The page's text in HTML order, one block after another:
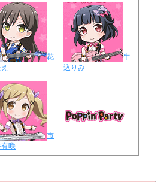
花
牛
込りみ
市
有咲